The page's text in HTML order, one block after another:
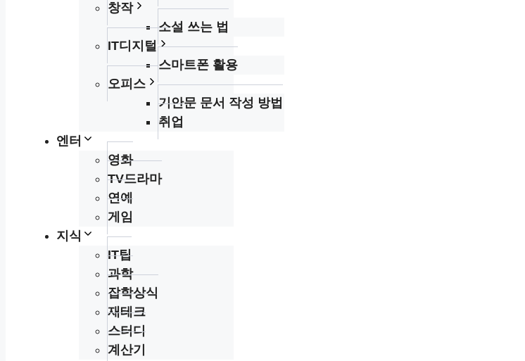
창작
소설 쓰는 법
IT디지털
스마트폰 활용
오피스
기안문 문서 작성 방법
취업
엔터
영화
TV드라마
연예
게임
지식
IT팁
과학
잡학상식
재테크
스터디
계산기